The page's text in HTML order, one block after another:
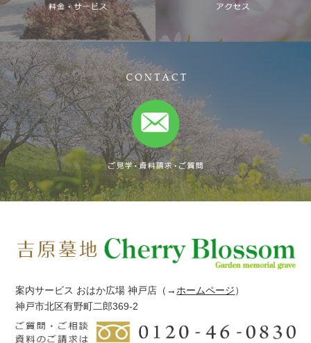
案内サービス おはか広場 神戸店 （→ ホームページ）
神戸市北区有野町二郎369-2